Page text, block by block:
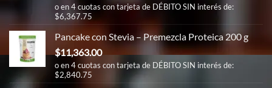
precio
$28,439.00.
precio
$25,471.00.
o en 4 cuotas con tarjeta de DÉBITO SIN interés de:
$6,367.75
Pancake con Stevia – Premezcla Proteica 200 g
$11,363.00
o en 4 cuotas con tarjeta de DÉBITO SIN interés de:
$2,840.75